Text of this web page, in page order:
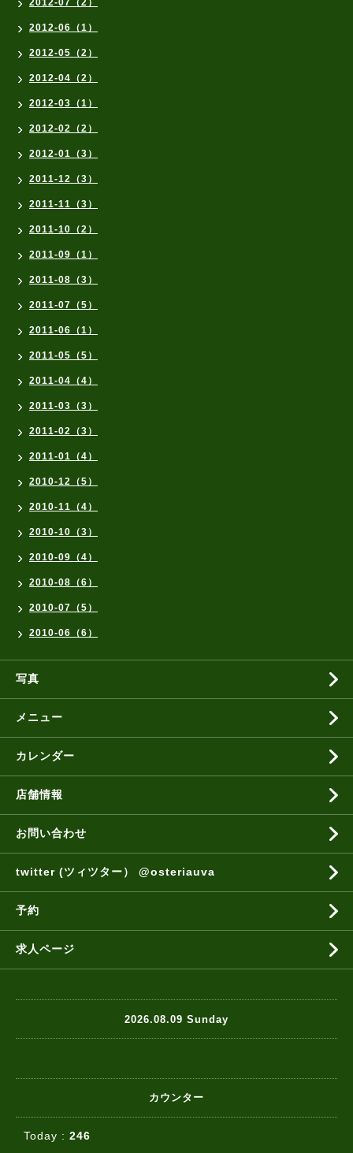
2012-07（2）
2012-06（1）
2012-05（2）
2012-04（2）
2012-03（1）
2012-02（2）
2012-01（3）
2011-12（3）
2011-11（3）
2011-10（2）
2011-09（1）
2011-08（3）
2011-07（5）
2011-06（1）
2011-05（5）
2011-04（4）
2011-03（3）
2011-02（3）
2011-01（4）
2010-12（5）
2010-11（4）
2010-10（3）
2010-09（4）
2010-08（6）
2010-07（5）
2010-06（6）
写真
メニュー
カレンダー
店舗情報
お問い合わせ
twitter (ツィツター） @osteriauva
予約
求人ページ
2026.08.09 Sunday
カウンター
Today : 246